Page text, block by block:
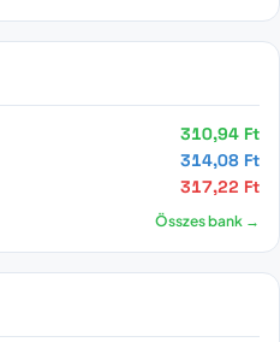
310,94 Ft
314,08 Ft
317,22 Ft
Összes bank →